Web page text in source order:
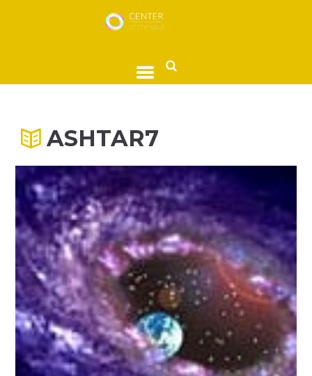
ASHTAR7